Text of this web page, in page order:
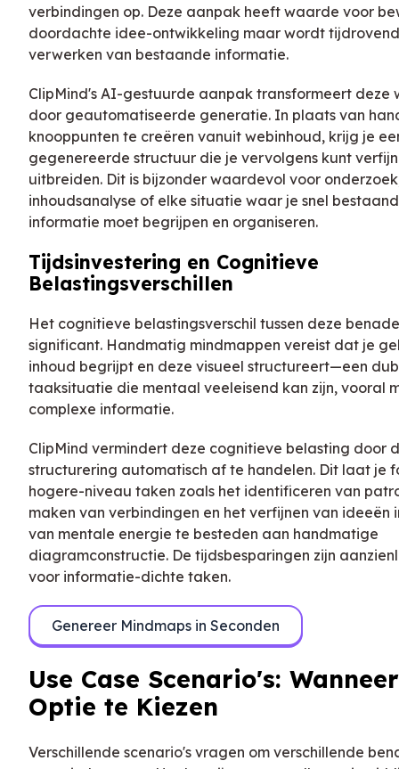
verbindingen op. Deze aanpak heeft waarde voor
doordachte idee-ontwikkeling maar wordt
verwerken van bestaande informatie.
ClipMind's AI-gestuurde aanpak transformeert deze
door geautomatiseerde generatie. In plaats van
knooppunten te creëren vanuit webinhoud, krijg je
gegenereerde structuur die je vervolgens kunt
uitbreiden. Dit is bijzonder waardevol voor
inhoudsanalyse of elke situatie waar je snel
informatie moet begrijpen en organiseren.
Tijdsinvestering en Cognitieve
Belastingsverschillen
Het cognitieve belastingsverschil tussen deze
significant. Handmatig mindmappen vereist dat je
inhoud begrijpt en deze visueel structureert—een
taaksituatie die mentaal veeleisend kan zijn, vooral
complexe informatie.
ClipMind vermindert deze cognitieve belasting door
structurering automatisch af te handelen. Dit laat je
hogere-niveau taken zoals het identificeren van
maken van verbindingen en het verfijnen van ideeën
van mentale energie te besteden aan handmatige
diagramconstructie. De tijdsbesparingen zijn
voor informatie-dichte taken.
Genereer Mindmaps in Seconden
Use Case Scenario's:
Optie te Kiezen
Verschillende scenario's vragen om verschillende